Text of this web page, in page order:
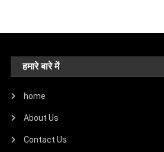
हमारे बारे में
home
About Us
Contact Us